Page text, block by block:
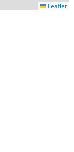
Leaflet